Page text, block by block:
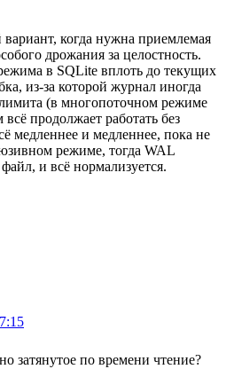
когда нужна приемлемая
дрожания за целостность.
в SQLite вплоть до текущих
из-за которой журнал иногда
(в многопоточном режиме
продолжает работать без
медленнее и медленнее, пока не
режиме, тогда WAL
и всё нормализуется.
затянутое по времени чтение?